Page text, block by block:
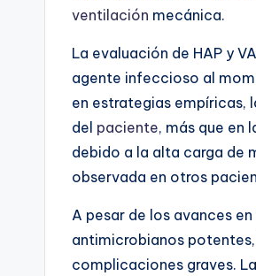
ventilación mecánica.
La evaluación de HAP y
agente infeccioso al
en estrategias empíricas,
del paciente, más que en
debido a la alta carga de
observada en otros
A pesar de los avances
antimicrobianos
complicaciones graves.